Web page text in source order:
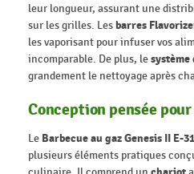
leur longueur, assurant une
sur les grilles. Lesbarres
les vaporisant pour infuser vos
incomparable. De plus, lesystème
grandement le nettoyage après
Conception pensée
Le Barbecue au gaz Genesis II E-
plusieurs éléments pratiques